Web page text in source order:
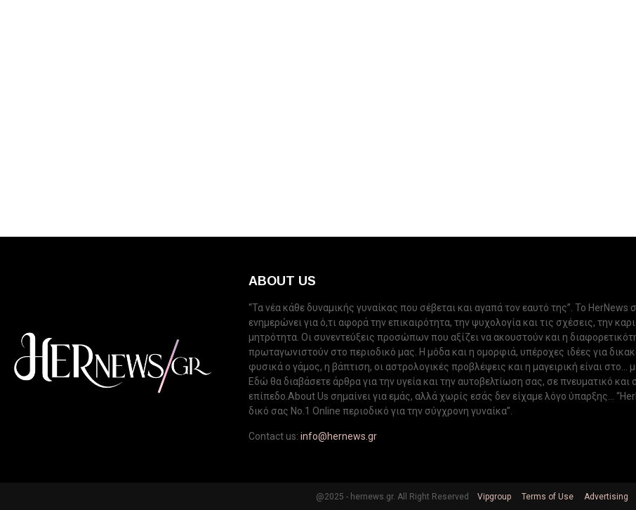
ABOUT US
“Τα νέα κάθε δυναμικής γυναίκας που σέβεται και αγαπά τον εαυτό της”. Το HerNews
ενημερώνει για ό,τι αφορά την επικαιρότητα, την ψυχολογία και τις σχέσεις, την
μητρότητα. Οι συνεντεύξεις προσώπων που αξίζει να ακουστούν και η
πρωταγωνιστούν στο περιοδικό μας. Η μόδα και η ομορφιά, υπέροχες ιδέες για
φυσικά ο γάμος, η βάπτιση, οι αστρολογικές προβλέψεις και η μαγειρική είναι στο...
Εδώ θα διαβάσετε άρθρα για την υγεία και την αυτοβελτίωση σας, σε πνευματικό και
επίπεδο.About Us σημαίνει για εμάς, αλλά χωρίς εσάς δεν είχαμε λόγο ύπαρξης...
δικό σας Νo.1 Online περιοδικό για την σύγχρονη γυναίκα”.
Contact us: info@hernews.gr
@2025 - hernews.gr. All Right Reserved Vipgroup Terms of Use Advertising